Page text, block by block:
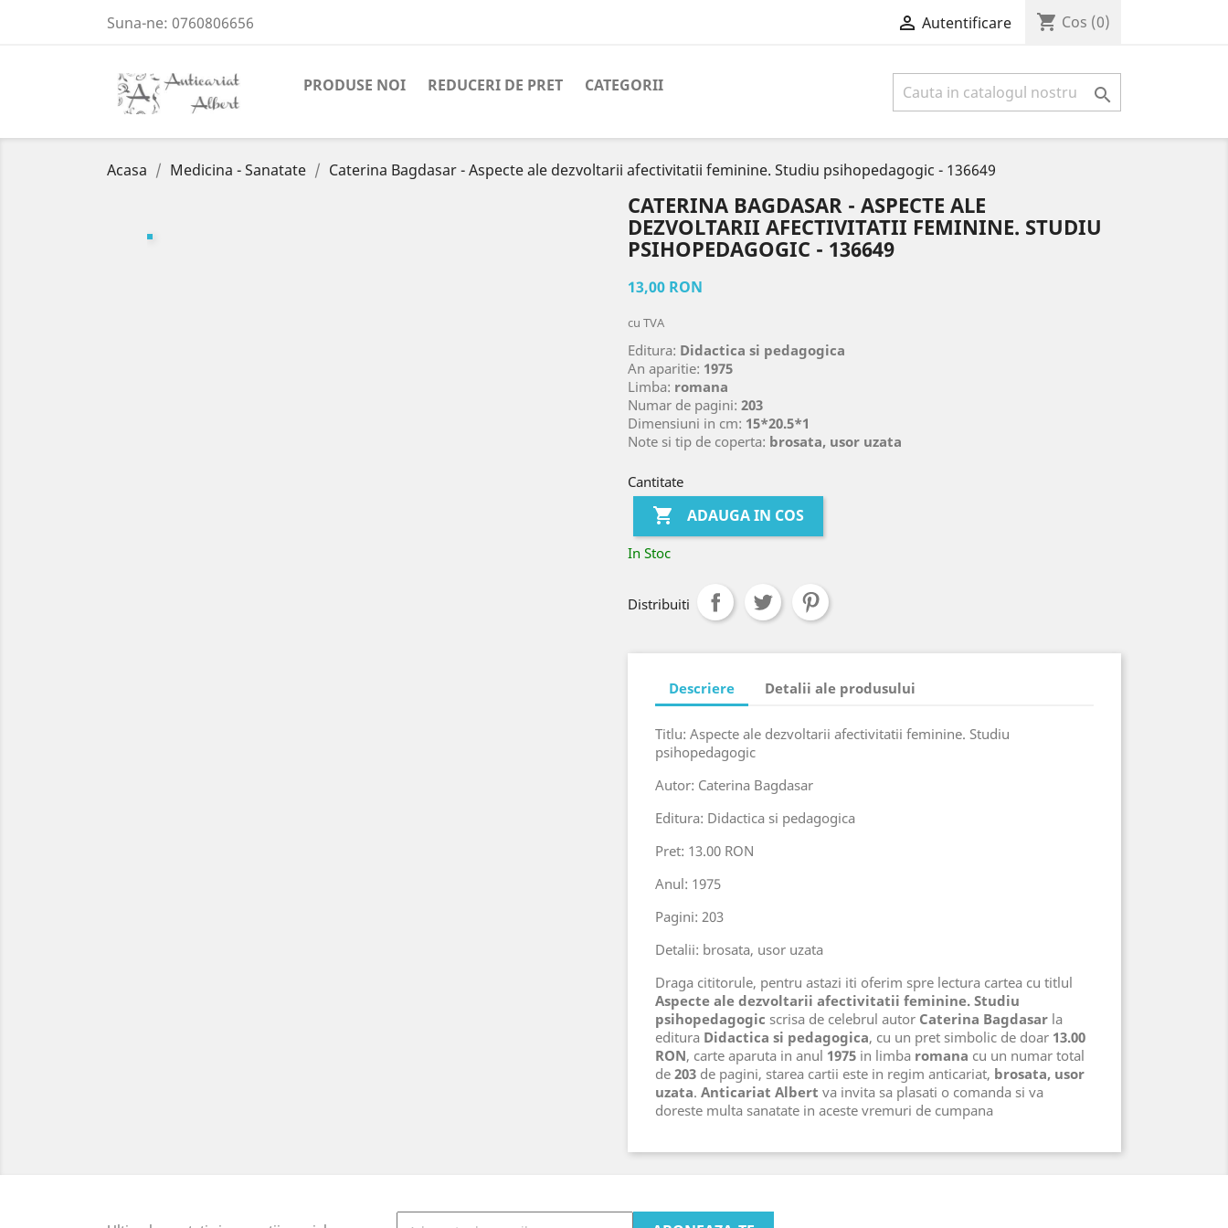
Suna-ne: 0760806656  Autentificare shopping_cart Cos (0)
PRODUSE NOI REDUCERI DE PRET CATEGORII 
Acasa Medicina - Sanatate Caterina Bagdasar - Aspecte ale dezvoltarii afectivitatii feminine. Studiu psihopedagogic - 136649
CATERINA BAGDASAR - ASPECTE ALE
DEZVOLTARII AFECTIVITATII FEMININE. STUDIU
PSIHOPEDAGOGIC - 136649
13,00 RON
cu TVA
Editura: Didactica si pedagogica
An aparitie: 1975
Limba: romana
Numar de pagini: 203
Dimensiuni in cm: 15*20.5*1
Note si tip de coperta: brosata, usor uzata
Cantitate
 ADAUGA IN COS
In Stoc
Distribuiti
Descriere Detalii ale produsului
Titlu: Aspecte ale dezvoltarii afectivitatii feminine. Studiu
psihopedagogic
Autor: Caterina Bagdasar
Editura: Didactica si pedagogica
Pret: 13.00 RON
Anul: 1975
Pagini: 203
Detalii: brosata, usor uzata
Draga cititorule, pentru astazi iti oferim spre lectura cartea cu titlul
Aspecte ale dezvoltarii afectivitatii feminine. Studiu
psihopedagogic scrisa de celebrul autor Caterina Bagdasar la
editura Didactica si pedagogica, cu un pret simbolic de doar 13.00
RON, carte aparuta in anul 1975 in limba romana cu un numar total
de 203 de pagini, starea cartii este in regim anticariat, brosata, usor
uzata. Anticariat Albert va invita sa plasati o comanda si va
doreste multa sanatate in aceste vremuri de cumpana